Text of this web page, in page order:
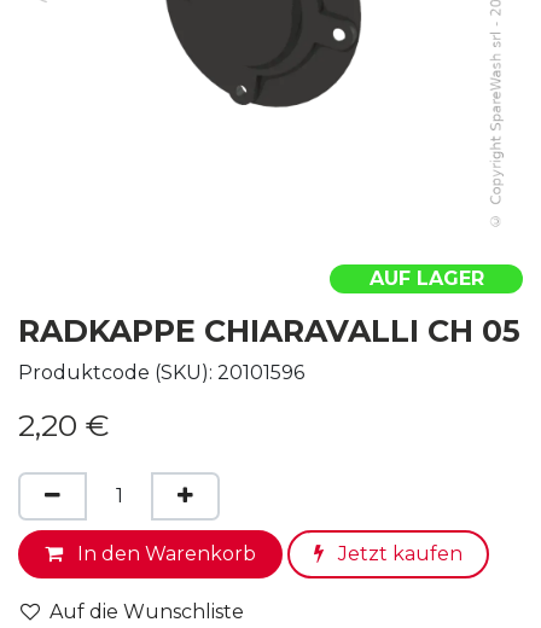
AUF LAGER
RADKAPPE CHIARAVALLI CH 05
Produktcode (SKU): 20101596
2,20 €
In den Warenkorb Jetzt kaufen
Auf die Wunschliste